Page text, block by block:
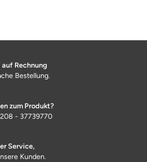
auf Rechnung
Bestellung.
zum Produkt?
- 37739770
Service,
Kunden.